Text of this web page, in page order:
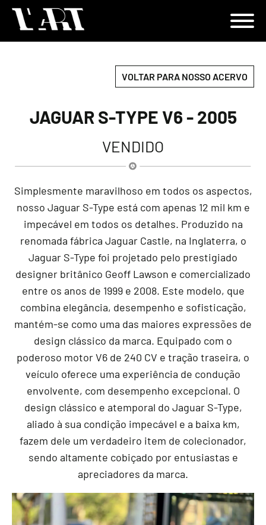
VOLTAR PARA NOSSO ACERVO
JAGUAR S-TYPE V6 - 2005
VENDIDO
Simplesmente maravilhoso em todos os aspectos,
nosso Jaguar S-Type está com apenas 12 mil km e
impecável em todos os detalhes. Produzido na
renomada fábrica Jaguar Castle, na Inglaterra, o
Jaguar S-Type foi projetado pelo prestigiado
designer britânico Geoff Lawson e comercializado
entre os anos de 1999 e 2008. Este modelo, que
combina elegância, desempenho e sofisticação,
mantém-se como uma das maiores expressões de
design clássico da marca. Equipado com o
poderoso motor V6 de 240 CV e tração traseira, o
veículo oferece uma experiência de condução
envolvente, com desempenho excepcional. O
design clássico e atemporal do Jaguar S-Type,
aliado à sua condição impecável e a baixa km,
fazem dele um verdadeiro item de colecionador,
sendo altamente cobiçado por entusiastas e
apreciadores da marca.